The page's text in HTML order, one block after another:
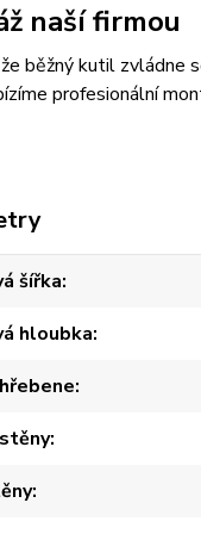
naší firmou
běžný kutil zvládne
profesionální
šířka
hloubka